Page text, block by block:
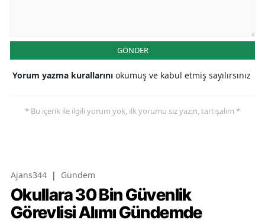
GÖNDER
Yorum yazma kurallarını okumuş ve kabul etmiş sayılırsınız
* Bu içerik ile ilgili yorum yok, ilk yorumu siz yazın, tartışalım *
Ajans344 | Gündem
Okullara 30 Bin Güvenlik
Görevlisi Alımı Gündemde